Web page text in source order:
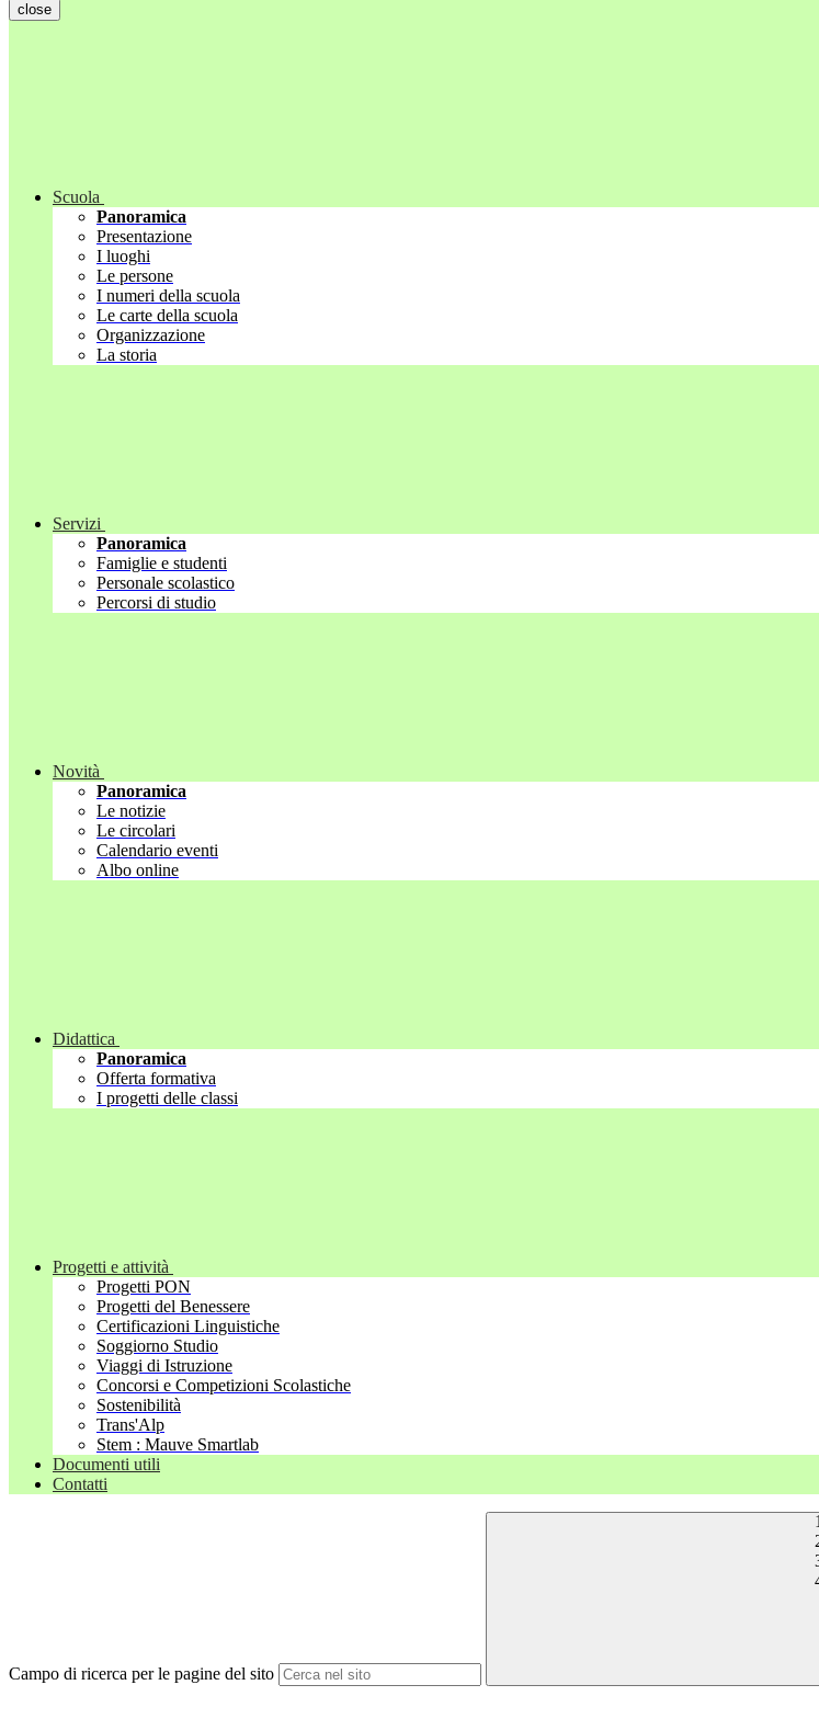
close
Scuola
Panoramica
Presentazione
I luoghi
Le persone
I numeri della scuola
Le carte della scuola
Organizzazione
La storia
Servizi
Panoramica
Famiglie e studenti
Personale scolastico
Percorsi di studio
Novità
Panoramica
Le notizie
Le circolari
Calendario eventi
Albo online
Didattica
Panoramica
Offerta formativa
I progetti delle classi
Progetti e attività
Progetti PON
Progetti del Benessere
Certificazioni Linguistiche
Soggiorno Studio
Viaggi di Istruzione
Concorsi e Competizioni Scolastiche
Sostenibilità
Trans'Alp
Stem : Mauve Smartlab
Documenti utili
Contatti
Campo di ricerca per le pagine del sito